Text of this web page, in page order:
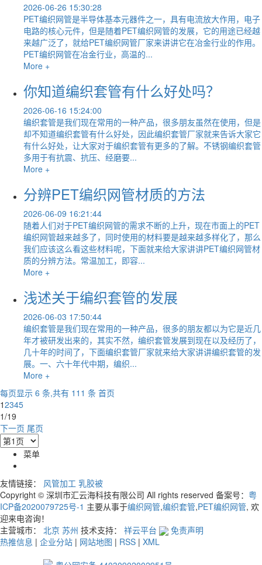
2026-06-26 15:30:28
PET编织网管是半导体基本元器件之一，具有电流放大作用，电子
电路的核心元件，但是随着PET编织网管的发展，它的用途已经越
来越广泛了，就给PET编织网管厂家来讲讲它在冶金行业的作用。
PET编织网管在冶金行业，高温的...
More +
你知道编织套管有什么好处吗？
2026-06-16 15:24:00
编织套管是我们现在常用的一种产品，很多朋友虽然在使用，但是
却不知道编织套管有什么好处，因此编织套管厂家就来告诉大家它
有什么好处，让大家对于编织套管有更多的了解。不锈钢编织套管
多用于有抗震、抗压、经磨要...
More +
分辨PET编织网管材质的方法
2026-06-09 16:21:44
随着人们对于PET编织网管的需求不断的上升，现在市面上的PET
编织网管越来越多了，同时使用的材料要是越来越多样化了，那么
我们应该这么看这些材料呢，下面就来给大家讲讲PET编织网管材
质的分辨方法。常温加工，即容...
More +
浅述关于编织套管的发展
2026-06-03 17:50:44
编织套管是我们现在常用的一种产品，很多的朋友都以为它是近几
年才被研发出来的，其实不然，编织套管发展到现在以及经历了，
几十年的时间了，下面编织套管厂家就来给大家讲讲编织套管的发
展。一、六十年代中期，编织...
More +
每页显示 6 条,共有 111 条 首页
12345
1/19
下一页 尾页
菜单
友情链接： 风管加工 乳胶被
Copyright © 深圳市汇云海科技有限公司 All rights reserved 备案号： 粤
ICP备2020079725号-1 主要从事于编织网管,编织套管,PET编织网管, 欢
迎来电咨询！
主营城市： 北京 苏州 技术支持： 祥云平台
免责声明
热推信息 | 企业分站 | 网站地图 | RSS | XML